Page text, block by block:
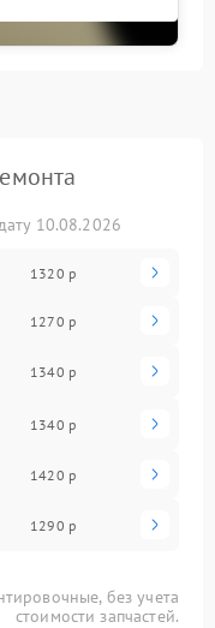
10.08.2026
1320 р
1270 р
1340 р
1340 р
1420 р
1290 р
без учета
стоимости запчастей.